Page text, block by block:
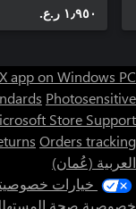
١٫٩٥٠ ر.ع.‏
app on Windows PC
Photosensitive
Store Support
Orders tracking
العربية (عُمان)
خيارات
خصوصية صحة